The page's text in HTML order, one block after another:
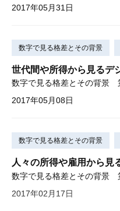
2017年05月31日
数字で見る格差とその背景
世代間や所得から見るデ
数字で見る格差とその背景
2017年05月08日
数字で見る格差とその背景
人々の所得や雇用から見
数字で見る格差とその背景
2017年02月17日